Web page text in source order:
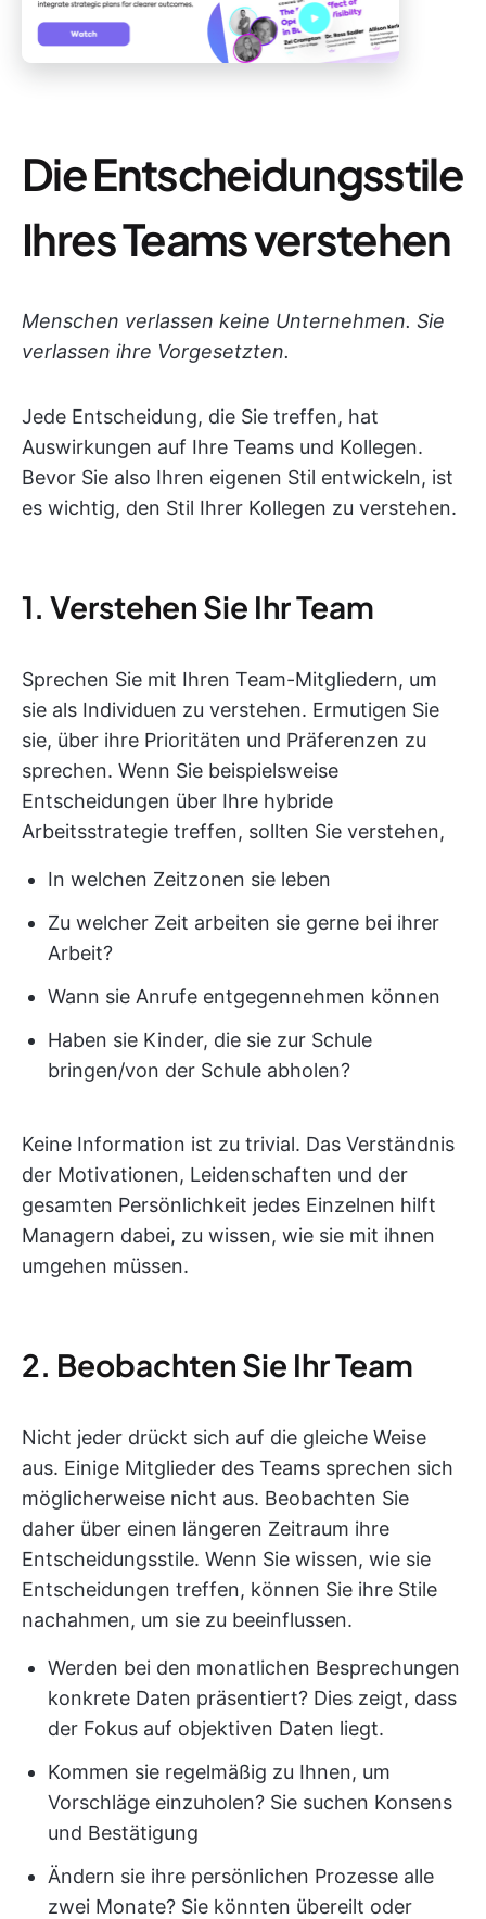
Die Entscheidungsstile
Ihres Teams verstehen
Menschen verlassen keine Unternehmen. Sie
verlassen ihre Vorgesetzten.
Jede Entscheidung, die Sie treffen, hat
Auswirkungen auf Ihre Teams und Kollegen.
Bevor Sie also Ihren eigenen Stil entwickeln, ist
es wichtig, den Stil Ihrer Kollegen zu verstehen.
1. Verstehen Sie Ihr Team
Sprechen Sie mit Ihren Team-Mitgliedern, um
sie als Individuen zu verstehen. Ermutigen Sie
sie, über ihre Prioritäten und Präferenzen zu
sprechen. Wenn Sie beispielsweise
Entscheidungen über Ihre hybride
Arbeitsstrategie treffen, sollten Sie verstehen,
In welchen Zeitzonen sie leben
Zu welcher Zeit arbeiten sie gerne bei ihrer
Arbeit?
Wann sie Anrufe entgegennehmen können
Haben sie Kinder, die sie zur Schule
bringen/von der Schule abholen?
Keine Information ist zu trivial. Das Verständnis
der Motivationen, Leidenschaften und der
gesamten Persönlichkeit jedes Einzelnen hilft
Managern dabei, zu wissen, wie sie mit ihnen
umgehen müssen.
2. Beobachten Sie Ihr Team
Nicht jeder drückt sich auf die gleiche Weise
aus. Einige Mitglieder des Teams sprechen sich
möglicherweise nicht aus. Beobachten Sie
daher über einen längeren Zeitraum ihre
Entscheidungsstile. Wenn Sie wissen, wie sie
Entscheidungen treffen, können Sie ihre Stile
nachahmen, um sie zu beeinflussen.
Werden bei den monatlichen Besprechungen
konkrete Daten präsentiert? Dies zeigt, dass
der Fokus auf objektiven Daten liegt.
Kommen sie regelmäßig zu Ihnen, um
Vorschläge einzuholen? Sie suchen Konsens
und Bestätigung
Ändern sie ihre persönlichen Prozesse alle
zwei Monate? Sie könnten übereilt oder